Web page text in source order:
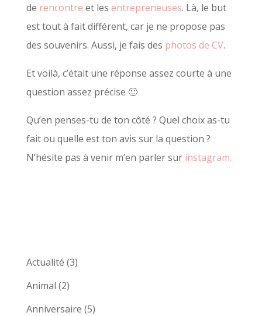
de rencontre et les entrepreneuses. Là, le but
est tout à fait différent, car je ne propose pas
des souvenirs. Aussi, je fais des photos de CV.
Et voilà, c’était une réponse assez courte à une
question assez précise 🙂
Qu’en penses-tu de ton côté ? Quel choix as-tu
fait ou quelle est ton avis sur la question ?
N’hésite pas à venir m’en parler sur instagram.
Actualité (3)
Animal (2)
Anniversaire (5)